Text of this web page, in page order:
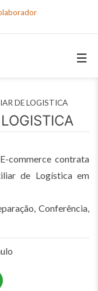
DE LOGISTICA
commerce contrata
de Logística em
Conferência,